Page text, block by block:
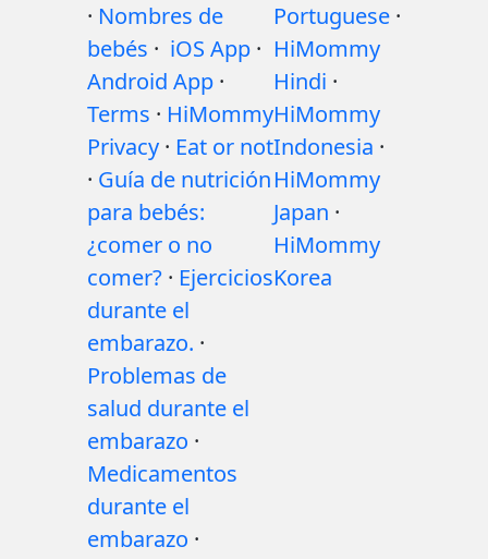
· Nombres de
bebés · iOS App ·
Android App ·
Terms · HiMommy
Privacy · Eat or not
· Guía de nutrición
para bebés:
¿comer o no
comer? · Ejercicios
durante el
embarazo. ·
Problemas de
salud durante el
embarazo ·
Medicamentos
durante el
embarazo ·
Portuguese ·
HiMommy
Hindi ·
HiMommy
Indonesia ·
HiMommy
Japan ·
HiMommy
Korea